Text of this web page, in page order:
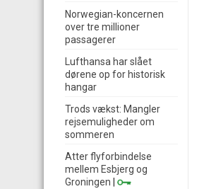
Norwegian-koncernen
over tre millioner
passagerer
Lufthansa har slået
dørene op for historisk
hangar
Trods vækst: Mangler
rejsemuligheder om
sommeren
Atter flyforbindelse
mellem Esbjerg og
Groningen